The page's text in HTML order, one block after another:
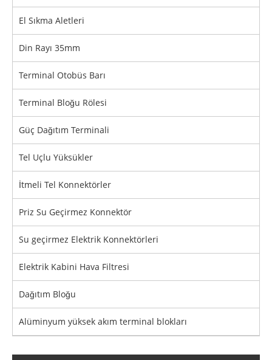
El Sıkma Aletleri
Din Rayı 35mm
Terminal Otobüs Barı
Terminal Bloğu Rölesi
Güç Dağıtım Terminali
Tel Uçlu Yüksükler
İtmeli Tel Konnektörler
Priz Su Geçirmez Konnektör
Su geçirmez Elektrik Konnektörleri
Elektrik Kabini Hava Filtresi
Dağıtım Bloğu
Alüminyum yüksek akım terminal blokları